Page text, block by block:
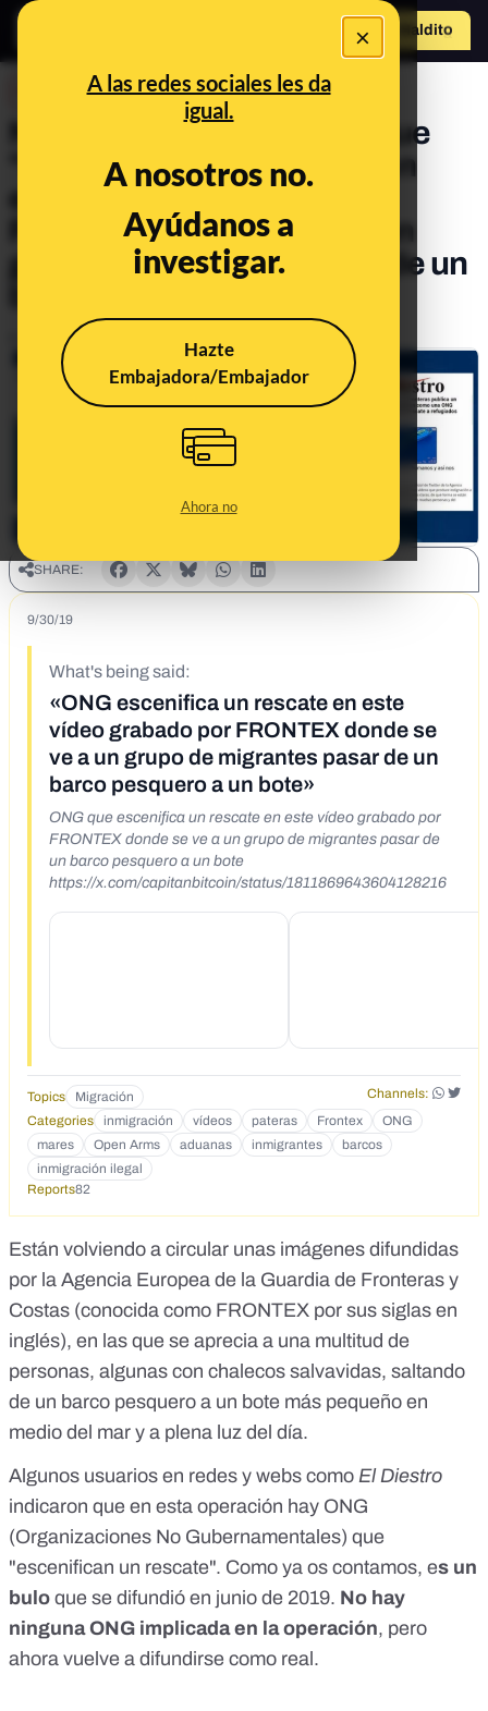
×
A las redes sociales les da
igual.
A nosotros no.
Ayúdanos a
investigar.
Hazte
Embajadora/Embajador
Ahora no
Hazte Maldito
No, no hay ninguna ONG que
"escenifique un rescate" en
este vídeo grabado por
FRONTEX donde se ve a un
grupo de migrantes pasar de un
Publicado el
SHARE:
9/30/19
What's being said:
«ONG escenifica un rescate en este
vídeo grabado por FRONTEX donde se
ve a un grupo de migrantes pasar de un
barco pesquero a un bote»
ONG que escenifica un rescate en este vídeo grabado por
FRONTEX donde se ve a un grupo de migrantes pasar de
un barco pesquero a un bote
https://x.com/capitanbitcoin/status/1811869643604128216
Topics Migración
Channels:
Categories
inmigración vídeos pateras Frontex
ONG
mares
Open Arms aduanas inmigrantes
barcos
inmigración ilegal
Reports82
Están volviendo a circular unas imágenes difundidas
por la Agencia Europea de la Guardia de Fronteras y
Costas (conocida como FRONTEX por sus siglas en
inglés), en las que se aprecia a una multitud de
personas, algunas con chalecos salvavidas, saltando
de un barco pesquero a un bote más pequeño en
medio del mar y a plena luz del día.
Algunos usuarios en redes y webs como El Diestro
indicaron que en esta operación hay ONG
(Organizaciones No Gubernamentales) que
"escenifican un rescate". Como ya os contamos, es un
bulo que se difundió en junio de 2019. No hay
ninguna ONG implicada en la operación, pero
ahora vuelve a difundirse como real.